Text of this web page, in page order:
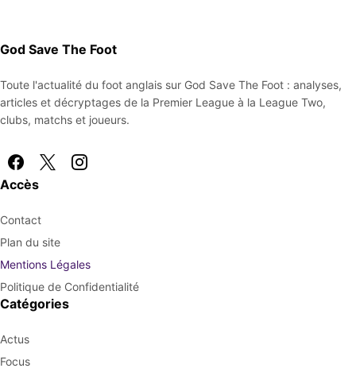
God Save The Foot
Toute l'actualité du foot anglais sur God Save The Foot : analyses,
articles et décryptages de la Premier League à la League Two,
clubs, matchs et joueurs.
Accès
Contact
Plan du site
Mentions Légales
Politique de Confidentialité
Catégories
Actus
Focus